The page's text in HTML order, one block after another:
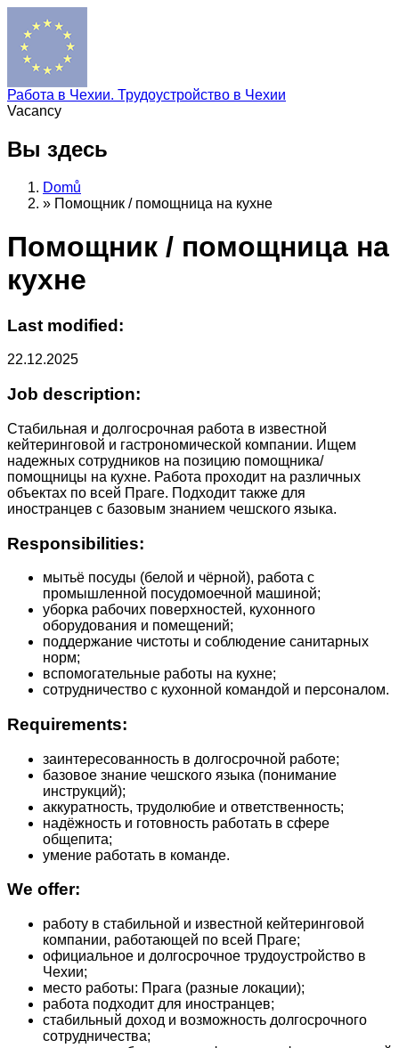
Работа в Чехии. Трудоустройство в Чехии
Vacancy
Вы здесь
Domů
» Помощник / помощница на кухне
Помощник / помощница на
кухне
Last modified:
22.12.2025
Job description:
Стабильная и долгосрочная работа в известной
кейтеринговой и гастрономической компании. Ищем
надежных сотрудников на позицию помощника/
помощницы на кухне. Работа проходит на различных
объектах по всей Праге. Подходит также для
иностранцев с базовым знанием чешского языка.
Responsibilities:
мытьё посуды (белой и чёрной), работа с
промышленной посудомоечной машиной;
уборка рабочих поверхностей, кухонного
оборудования и помещений;
поддержание чистоты и соблюдение санитарных
норм;
вспомогательные работы на кухне;
сотрудничество с кухонной командой и персоналом.
Requirements:
заинтересованность в долгосрочной работе;
базовое знание чешского языка (понимание
инструкций);
аккуратность, трудолюбие и ответственность;
надёжность и готовность работать в сфере
общепита;
умение работать в команде.
We offer:
работу в стабильной и известной кейтеринговой
компании, работающей по всей Праге;
официальное и долгосрочное трудоустройство в
Чехии;
место работы: Прага (разные локации);
работа подходит для иностранцев;
стабильный доход и возможность долгосрочного
сотрудничества;